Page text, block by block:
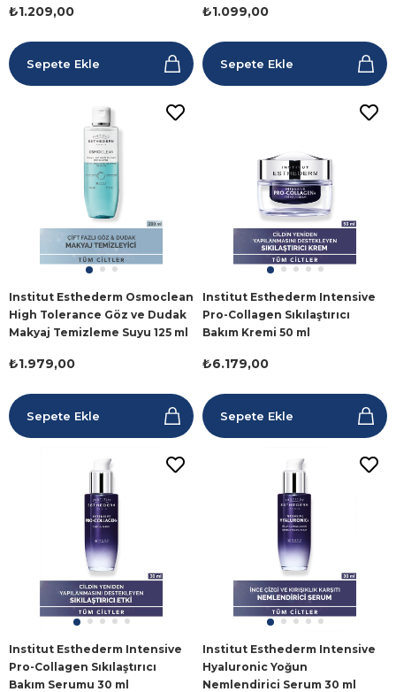
₺1.209,00
Sepete Ekle
₺1.099,00
Sepete Ekle
Institut Esthederm Osmoclean
High Tolerance Göz ve Dudak
Makyaj Temizleme Suyu 125 ml
₺1.979,00
Sepete Ekle
Institut Esthederm Intensive
Pro-Collagen Sıkılaştırıcı
Bakım Kremi 50 ml
₺6.179,00
Sepete Ekle
Institut Esthederm Intensive
Pro-Collagen Sıkılaştırıcı
Bakım Serumu 30 ml
Institut Esthederm Intensive
Hyaluronic Yoğun
Nemlendirici Serum 30 ml